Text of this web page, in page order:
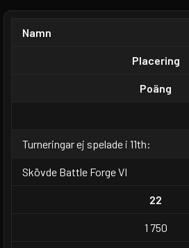
Namn
Placering
Poäng
Turneringar ej spelade i 11th:
Skövde Battle Forge VI
22
1 750